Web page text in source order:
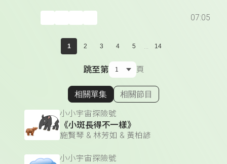
07:05
1 2 3 4 5 ... 14
跳至第 頁
顯示相關單集
相關單集 相關節目
小小宇宙探險號
《小斑長得不一樣》
施賢琴 & 林芳如 & 黃柏諺
小小宇宙探險號